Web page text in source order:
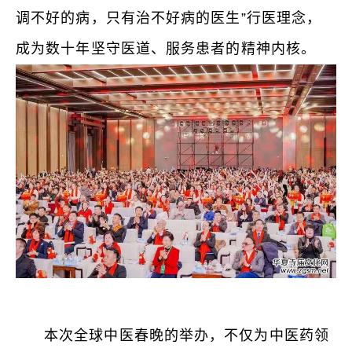
调不好的病，只有治不好病的医生”行医理念，
成为数十年坚守医道、服务患者的精神内核。
本次全球中医春晚的举办，不仅为中医药领